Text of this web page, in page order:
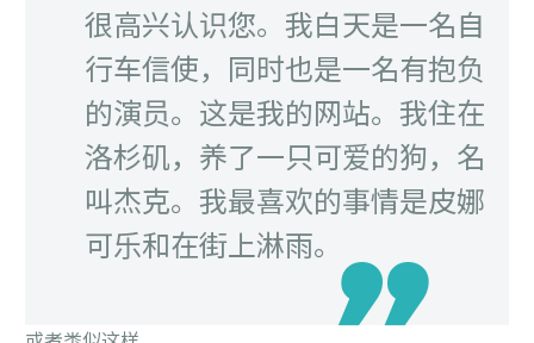
很高兴认识您。我白天是一名自
行车信使，同时也是一名有抱负
的演员。这是我的网站。我住在
洛杉矶，养了一只可爱的狗，名
叫杰克。我最喜欢的事情是皮娜
可乐和在街上淋雨。